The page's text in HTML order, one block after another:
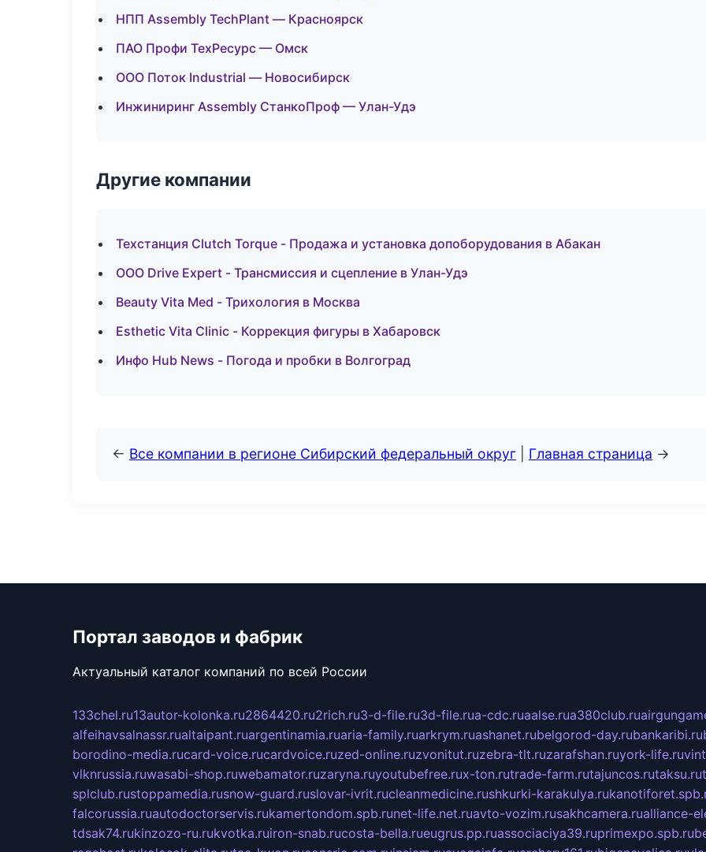
НПП Assembly TechPlant — Красноярск
ПАО Профи ТехРесурс — Омск
ООО Поток Industrial — Новосибирск
Инжиниринг Assembly СтанкоПроф — Улан-Удэ
Другие компании
Техстанция Clutch Torque - Продажа и установка допоборудования в Абакан
ООО Drive Expert - Трансмиссия и сцепление в Улан-Удэ
Beauty Vita Med - Трихология в Москва
Esthetic Vita Clinic - Коррекция фигуры в Хабаровск
Инфо Hub News - Погода и пробки в Волгоград
← Все компании в регионе Сибирский федеральный округ Главная страница →
Портал заводов и фабрик
Актуальный каталог компаний по всей России
133chel.ru13autor-kolonka.ru2864420.ru2rich.ru3-d-file.ru3d-file.rua-cdc.ruaalse.rua380club.ru
alfeihavsalnassr.rualtaipant.ruargentinamia.ruaria-family.ruarkrym.ruashanet.rubelgorod-day.rubankaribi.ru
borodino-media.rucard-voice.rucardvoice.ruzed-online.ruzvonitut.ruzebra-tlt.ruzarafshan.ruyork-life.ru
vlknrussia.ruwasabi-shop.ruwebamator.ruzaryna.ruyoutubefree.rux-ton.rutrade-farm.rutajuncos.rutaksu.ru
splclub.rustoppamedia.rusnow-guard.ruslovar-ivrit.rucleanmedicine.rushkurki-karakulya.ru
falcorussia.ruautodoctorservis.rukamertondom.spb.runet-life.net.ruavto-vozim.rusakhcamera.rualliance-
tdsak74.rukinzozo-ru.rukvotka.ruiron-snab.rucosta-bella.rueugrus.pp.ruassociaciya39.ruprimexpo.spb.ru